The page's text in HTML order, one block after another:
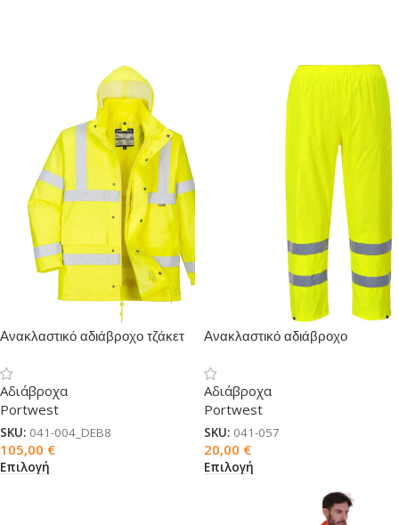
Ανακλαστικό αδιάβροχο τζάκετ
Αδιάβροχα
Portwest
SKU: 041-004_DEB8
105,00 €
Επιλογή
Ανακλαστικό αδιάβροχο
Αδιάβροχα
Portwest
SKU: 041-057
20,00 €
Επιλογή